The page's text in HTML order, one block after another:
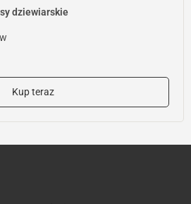
dziewiarskie
Kup teraz